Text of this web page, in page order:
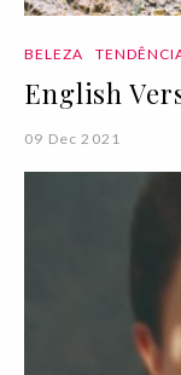
BELEZA
English
09 Dec 2021